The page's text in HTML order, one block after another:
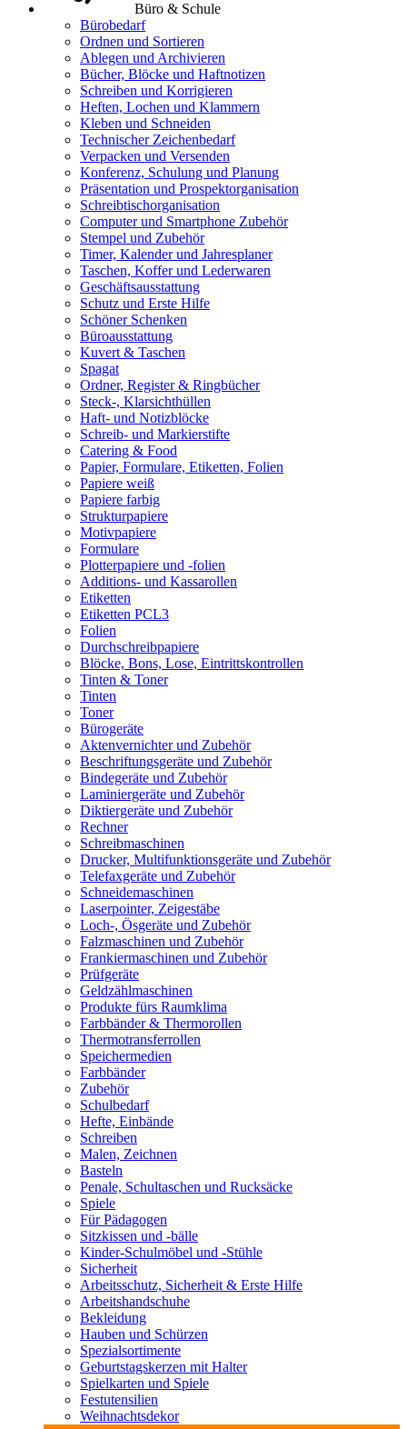
Büro & Schule
Bürobedarf
Ordnen und Sortieren
Ablegen und Archivieren
Bücher, Blöcke und Haftnotizen
Schreiben und Korrigieren
Heften, Lochen und Klammern
Kleben und Schneiden
Technischer Zeichenbedarf
Verpacken und Versenden
Konferenz, Schulung und Planung
Präsentation und Prospektorganisation
Schreibtischorganisation
Computer und Smartphone Zubehör
Stempel und Zubehör
Timer, Kalender und Jahresplaner
Taschen, Koffer und Lederwaren
Geschäftsausstattung
Schutz und Erste Hilfe
Schöner Schenken
Büroausstattung
Kuvert & Taschen
Spagat
Ordner, Register & Ringbücher
Steck-, Klarsichthüllen
Haft- und Notizblöcke
Schreib- und Markierstifte
Catering & Food
Papier, Formulare, Etiketten, Folien
Papiere weiß
Papiere farbig
Strukturpapiere
Motivpapiere
Formulare
Plotterpapiere und -folien
Additions- und Kassarollen
Etiketten
Etiketten PCL3
Folien
Durchschreibpapiere
Blöcke, Bons, Lose, Eintrittskontrollen
Tinten & Toner
Tinten
Toner
Bürogeräte
Aktenvernichter und Zubehör
Beschriftungsgeräte und Zubehör
Bindegeräte und Zubehör
Laminiergeräte und Zubehör
Diktiergeräte und Zubehör
Rechner
Schreibmaschinen
Drucker, Multifunktionsgeräte und Zubehör
Telefaxgeräte und Zubehör
Schneidemaschinen
Laserpointer, Zeigestäbe
Loch-, Ösgeräte und Zubehör
Falzmaschinen und Zubehör
Frankiermaschinen und Zubehör
Prüfgeräte
Geldzählmaschinen
Produkte fürs Raumklima
Farbbänder & Thermorollen
Thermotransferrollen
Speichermedien
Farbbänder
Zubehör
Schulbedarf
Hefte, Einbände
Schreiben
Malen, Zeichnen
Basteln
Penale, Schultaschen und Rucksäcke
Spiele
Für Pädagogen
Sitzkissen und -bälle
Kinder-Schulmöbel und -Stühle
Sicherheit
Arbeitsschutz, Sicherheit & Erste Hilfe
Arbeitshandschuhe
Bekleidung
Hauben und Schürzen
Spezialsortimente
Geburtstagskerzen mit Halter
Spielkarten und Spiele
Festutensilien
Weihnachtsdekor